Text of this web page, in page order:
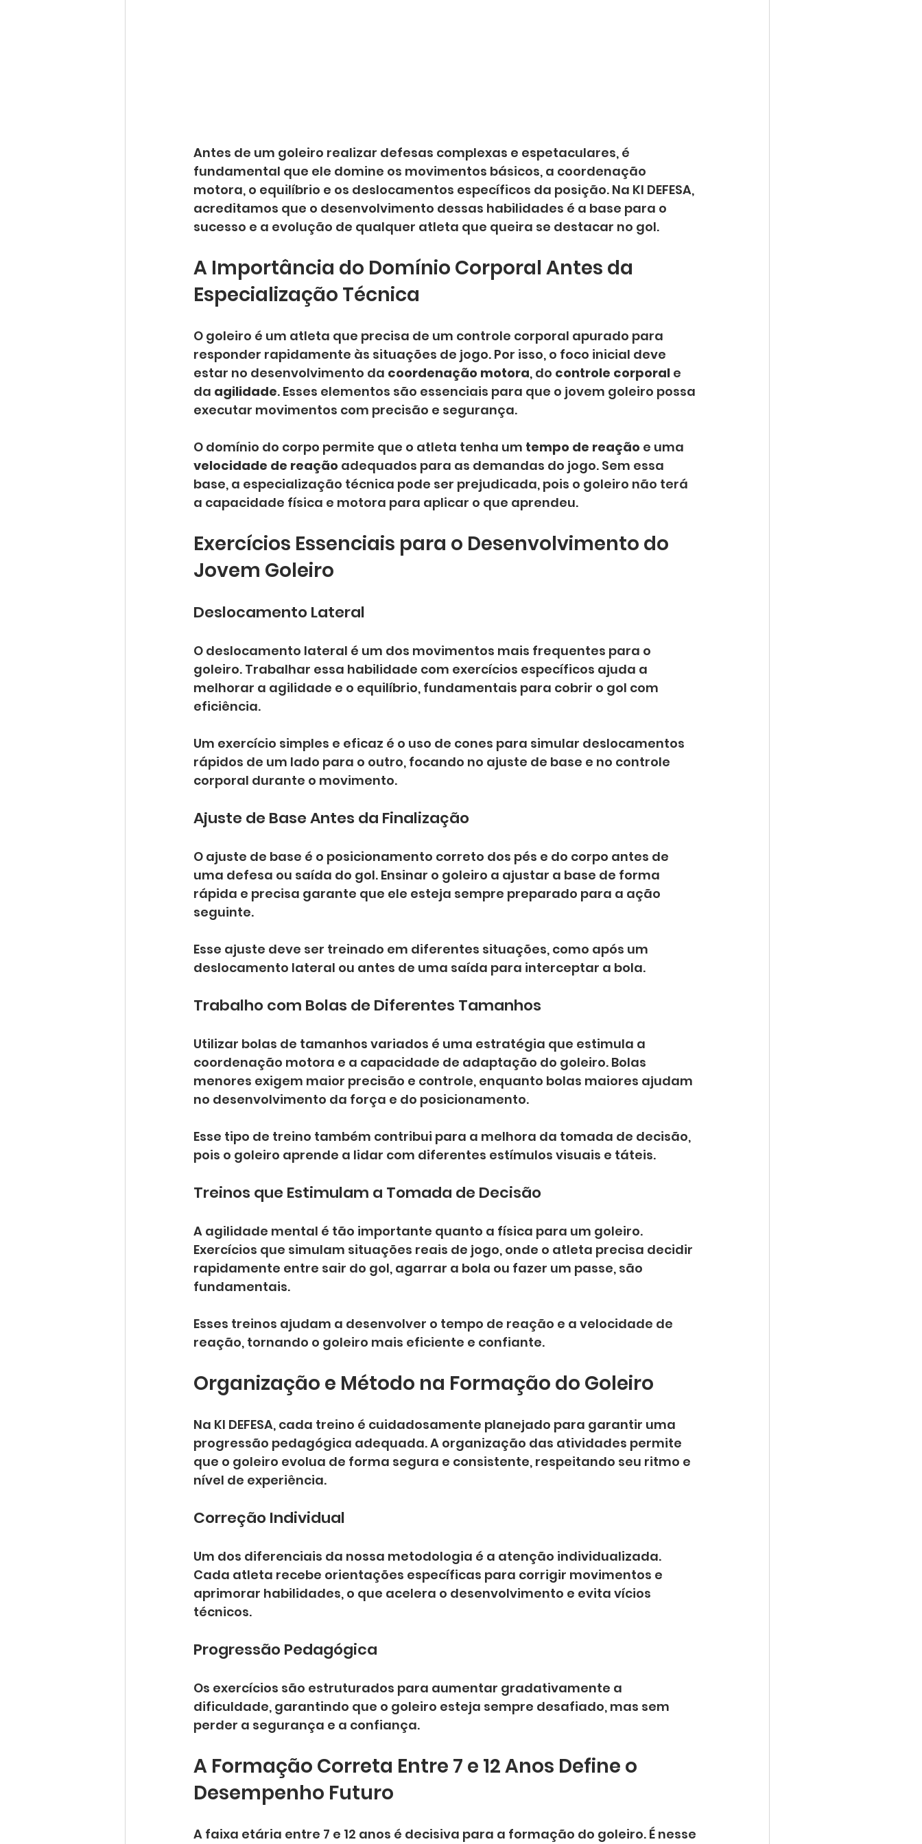
Antes de um goleiro realizar defesas complexas e espetaculares, é
fundamental que ele domine os movimentos básicos, a coordenação
motora, o equilíbrio e os deslocamentos específicos da posição. Na KI DEFESA,
acreditamos que o desenvolvimento dessas habilidades é a base para o
sucesso e a evolução de qualquer atleta que queira se destacar no gol.
A Importância do Domínio Corporal Antes da
Especialização Técnica
O goleiro é um atleta que precisa de um controle corporal apurado para
responder rapidamente às situações de jogo. Por isso, o foco inicial deve
estar no desenvolvimento da coordenação motora, do controle corporal e
da agilidade. Esses elementos são essenciais para que o jovem goleiro possa
executar movimentos com precisão e segurança.
O domínio do corpo permite que o atleta tenha um tempo de reação e uma
velocidade de reação adequados para as demandas do jogo. Sem essa
base, a especialização técnica pode ser prejudicada, pois o goleiro não terá
a capacidade física e motora para aplicar o que aprendeu.
Exercícios Essenciais para o Desenvolvimento do
Jovem Goleiro
Deslocamento Lateral
O deslocamento lateral é um dos movimentos mais frequentes para o
goleiro. Trabalhar essa habilidade com exercícios específicos ajuda a
melhorar a agilidade e o equilíbrio, fundamentais para cobrir o gol com
eficiência.
Um exercício simples e eficaz é o uso de cones para simular deslocamentos
rápidos de um lado para o outro, focando no ajuste de base e no controle
corporal durante o movimento.
Ajuste de Base Antes da Finalização
O ajuste de base é o posicionamento correto dos pés e do corpo antes de
uma defesa ou saída do gol. Ensinar o goleiro a ajustar a base de forma
rápida e precisa garante que ele esteja sempre preparado para a ação
seguinte.
Esse ajuste deve ser treinado em diferentes situações, como após um
deslocamento lateral ou antes de uma saída para interceptar a bola.
Trabalho com Bolas de Diferentes Tamanhos
Utilizar bolas de tamanhos variados é uma estratégia que estimula a
coordenação motora e a capacidade de adaptação do goleiro. Bolas
menores exigem maior precisão e controle, enquanto bolas maiores ajudam
no desenvolvimento da força e do posicionamento.
Esse tipo de treino também contribui para a melhora da tomada de decisão,
pois o goleiro aprende a lidar com diferentes estímulos visuais e táteis.
Treinos que Estimulam a Tomada de Decisão
A agilidade mental é tão importante quanto a física para um goleiro.
Exercícios que simulam situações reais de jogo, onde o atleta precisa decidir
rapidamente entre sair do gol, agarrar a bola ou fazer um passe, são
fundamentais.
Esses treinos ajudam a desenvolver o tempo de reação e a velocidade de
reação, tornando o goleiro mais eficiente e confiante.
Organização e Método na Formação do Goleiro
Na KI DEFESA, cada treino é cuidadosamente planejado para garantir uma
progressão pedagógica adequada. A organização das atividades permite
que o goleiro evolua de forma segura e consistente, respeitando seu ritmo e
nível de experiência.
Correção Individual
Um dos diferenciais da nossa metodologia é a atenção individualizada.
Cada atleta recebe orientações específicas para corrigir movimentos e
aprimorar habilidades, o que acelera o desenvolvimento e evita vícios
técnicos.
Progressão Pedagógica
Os exercícios são estruturados para aumentar gradativamente a
dificuldade, garantindo que o goleiro esteja sempre desafiado, mas sem
perder a segurança e a confiança.
A Formação Correta Entre 7 e 12 Anos Define o
Desempenho Futuro
A faixa etária entre 7 e 12 anos é decisiva para a formação do goleiro. É nesse